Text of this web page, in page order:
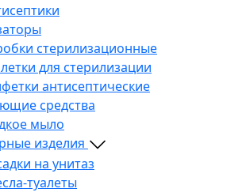
стерилизационные
для стерилизации
антисептические
средства
мыло
изделия
на унитаз
туалеты